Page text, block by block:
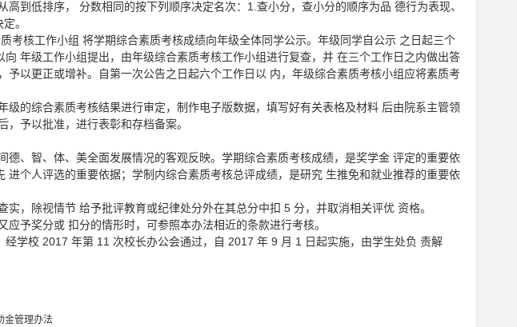
到低排序， 分数相同的按下列顺序决定名次：1.查小分，查小分的顺序为品 德行为表现、
。
考核工作小组 将学期综合素质考核成绩向年级全体同学公示。年级同学自公示 之日起三个
年级工作小组提出，由年级综合素质考核工作小组进行复查，并 在三个工作日之内做出答
予以更正或增补。自第一次公告之日起六个工作日以 内，年级综合素质考核小组应将素质考
级的综合素质考核结果进行审定，制作电子版数据，填写好有关表格及材料 后由院系主管领
予以批准，进行表彰和存档备案。
德、智、体、美全面发展情况的客观反映。学期综合素质考核成绩，是奖学金 评定的重要依
进个人评选的重要依据；学制内综合素质考核总评成绩，是研究 生推免和就业推荐的重要依
，除视情节 给予批评教育或纪律处分外在其总分中扣 5 分，并取消相关评优 资格。
予奖分或 扣分的情形时，可参照本办法相近的条款进行考核。
学校 2017 年第 11 次校长办公会通过，自 2017 年 9 月 1 日起实施，由学生处负 责解
金管理办法